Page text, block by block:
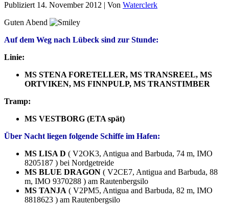
Publiziert 14. November 2012 | Von Waterclerk
Guten Abend
Auf dem Weg nach Lübeck sind zur Stunde:
Linie:
MS STENA FORETELLER, MS TRANSREEL, MS
ORTVIKEN, MS FINNPULP, MS TRANSTIMBER
Tramp:
MS VESTBORG (ETA spät)
Über Nacht liegen folgende Schiffe im Hafen:
MS LISA D ( V2OK3, Antigua and Barbuda, 74 m, IMO
8205187 ) bei Nordgetreide
MS BLUE DRAGON ( V2CE7, Antigua and Barbuda, 88
m, IMO 9370288 ) am Rautenbergsilo
MS TANJA ( V2PM5, Antigua and Barbuda, 82 m, IMO
8818623 ) am Rautenbergsilo